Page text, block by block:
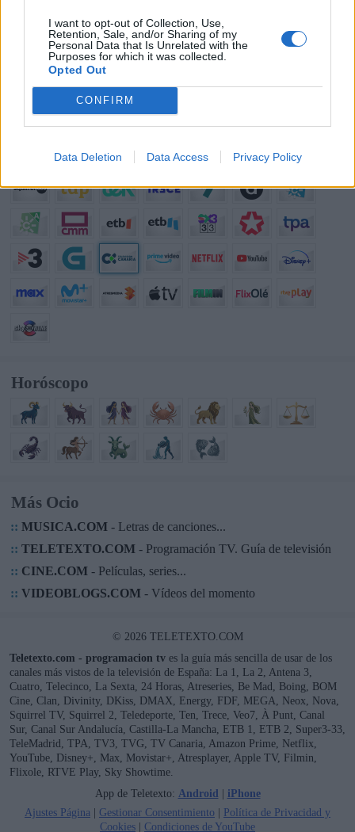
I want to opt-out of Collection, Use,
Retention, Sale, and/or Sharing of my
Personal Data that Is Unrelated with the
Purposes for which it was collected.
Opted Out
CONFIRM
Data Deletion Data Access Privacy Policy
Programación de Televisión
Horóscopo
Más Ocio
:: MUSICA.COM- Letras de canciones...
:: TELETEXTO.COM- Programación TV. Guía de televisión
:: CINE.COM- Películas, series...
:: VIDEOBLOGS.COM- Vídeos del momento
© 2026 TELETEXTO.COM
Teletexto.com - programacion tv es la guía más sencilla de usar de los
canales más vistos de la televisión de España: La 1, La 2, Antena 3,
Cuatro, Telecinco, La Sexta, 24 Horas, Atreseries, Be Mad, Boing, BOM
Cine, Clan, Divinity, DKiss, DMAX, Energy, FDF, MEGA, Neox, Nova,
Squirrel TV, Squirrel 2, Teledeporte, Ten, Trece, Veo7, À Punt, Canal
Sur, Canal Sur Andalucía, Castilla-La Mancha, ETB 1, ETB 2, Super3-33,
TeleMadrid, TPA, TV3, TVG, TV Canaria, Amazon Prime, Netflix,
YouTube, Disney+, Max, Movistar+, Atresplayer, Apple TV, Filmin,
Flixole, RTVE Play, Sky Showtime.
App de Teletexto: Android | iPhone
Ajustes Página | Gestionar Consentimiento | Política de Privacidad y
Cookies | Condiciones de YouTube